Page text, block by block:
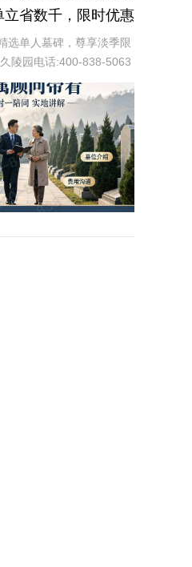
立省数千，限时优惠
选单人墓碑，尊享淡季限
陵园电话:400-838-5063
为国内知名的陵园品牌，
的墓碑产品和服务为己
析中华永久陵园多款